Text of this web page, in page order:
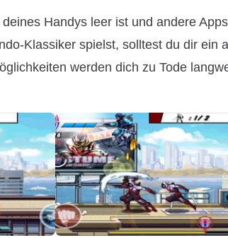
Handys leer ist und andere
Klassiker spielst, solltest du dir ein
werden dich zu Tode